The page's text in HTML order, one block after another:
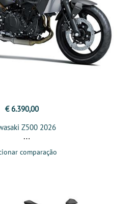
€ 6.390,00
Z500 2026
comparação